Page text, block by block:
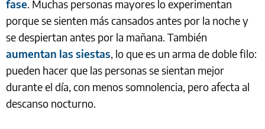
fase. Muchas personas mayores lo experimentan
porque se sienten más cansados antes por la noche y
se despiertan antes por la mañana. También
aumentan las siestas, lo que es un arma de doble filo:
pueden hacer que las personas se sientan mejor
durante el día, con menos somnolencia, pero afecta al
descanso nocturno.